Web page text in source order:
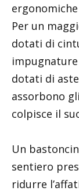
Per un
dotati di
dotati di
assorbono
colpisce il
Un
sentiero
ridurre